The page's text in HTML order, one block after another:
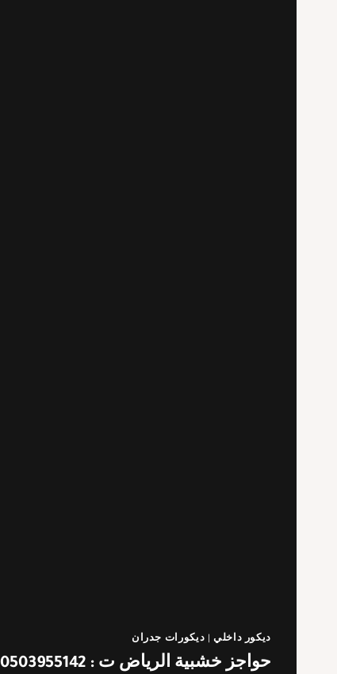
ديكور داخلي| ديكورات جدران
حواجز خشبية الرياض ت : 0503955142 حواجز خشبية للدرج الرياض